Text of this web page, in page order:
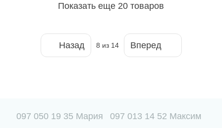
Показать еще 20 товаров
Назад 8 из 14 Вперед
097 050 19 35 Мария 097 013 14 52 Максим